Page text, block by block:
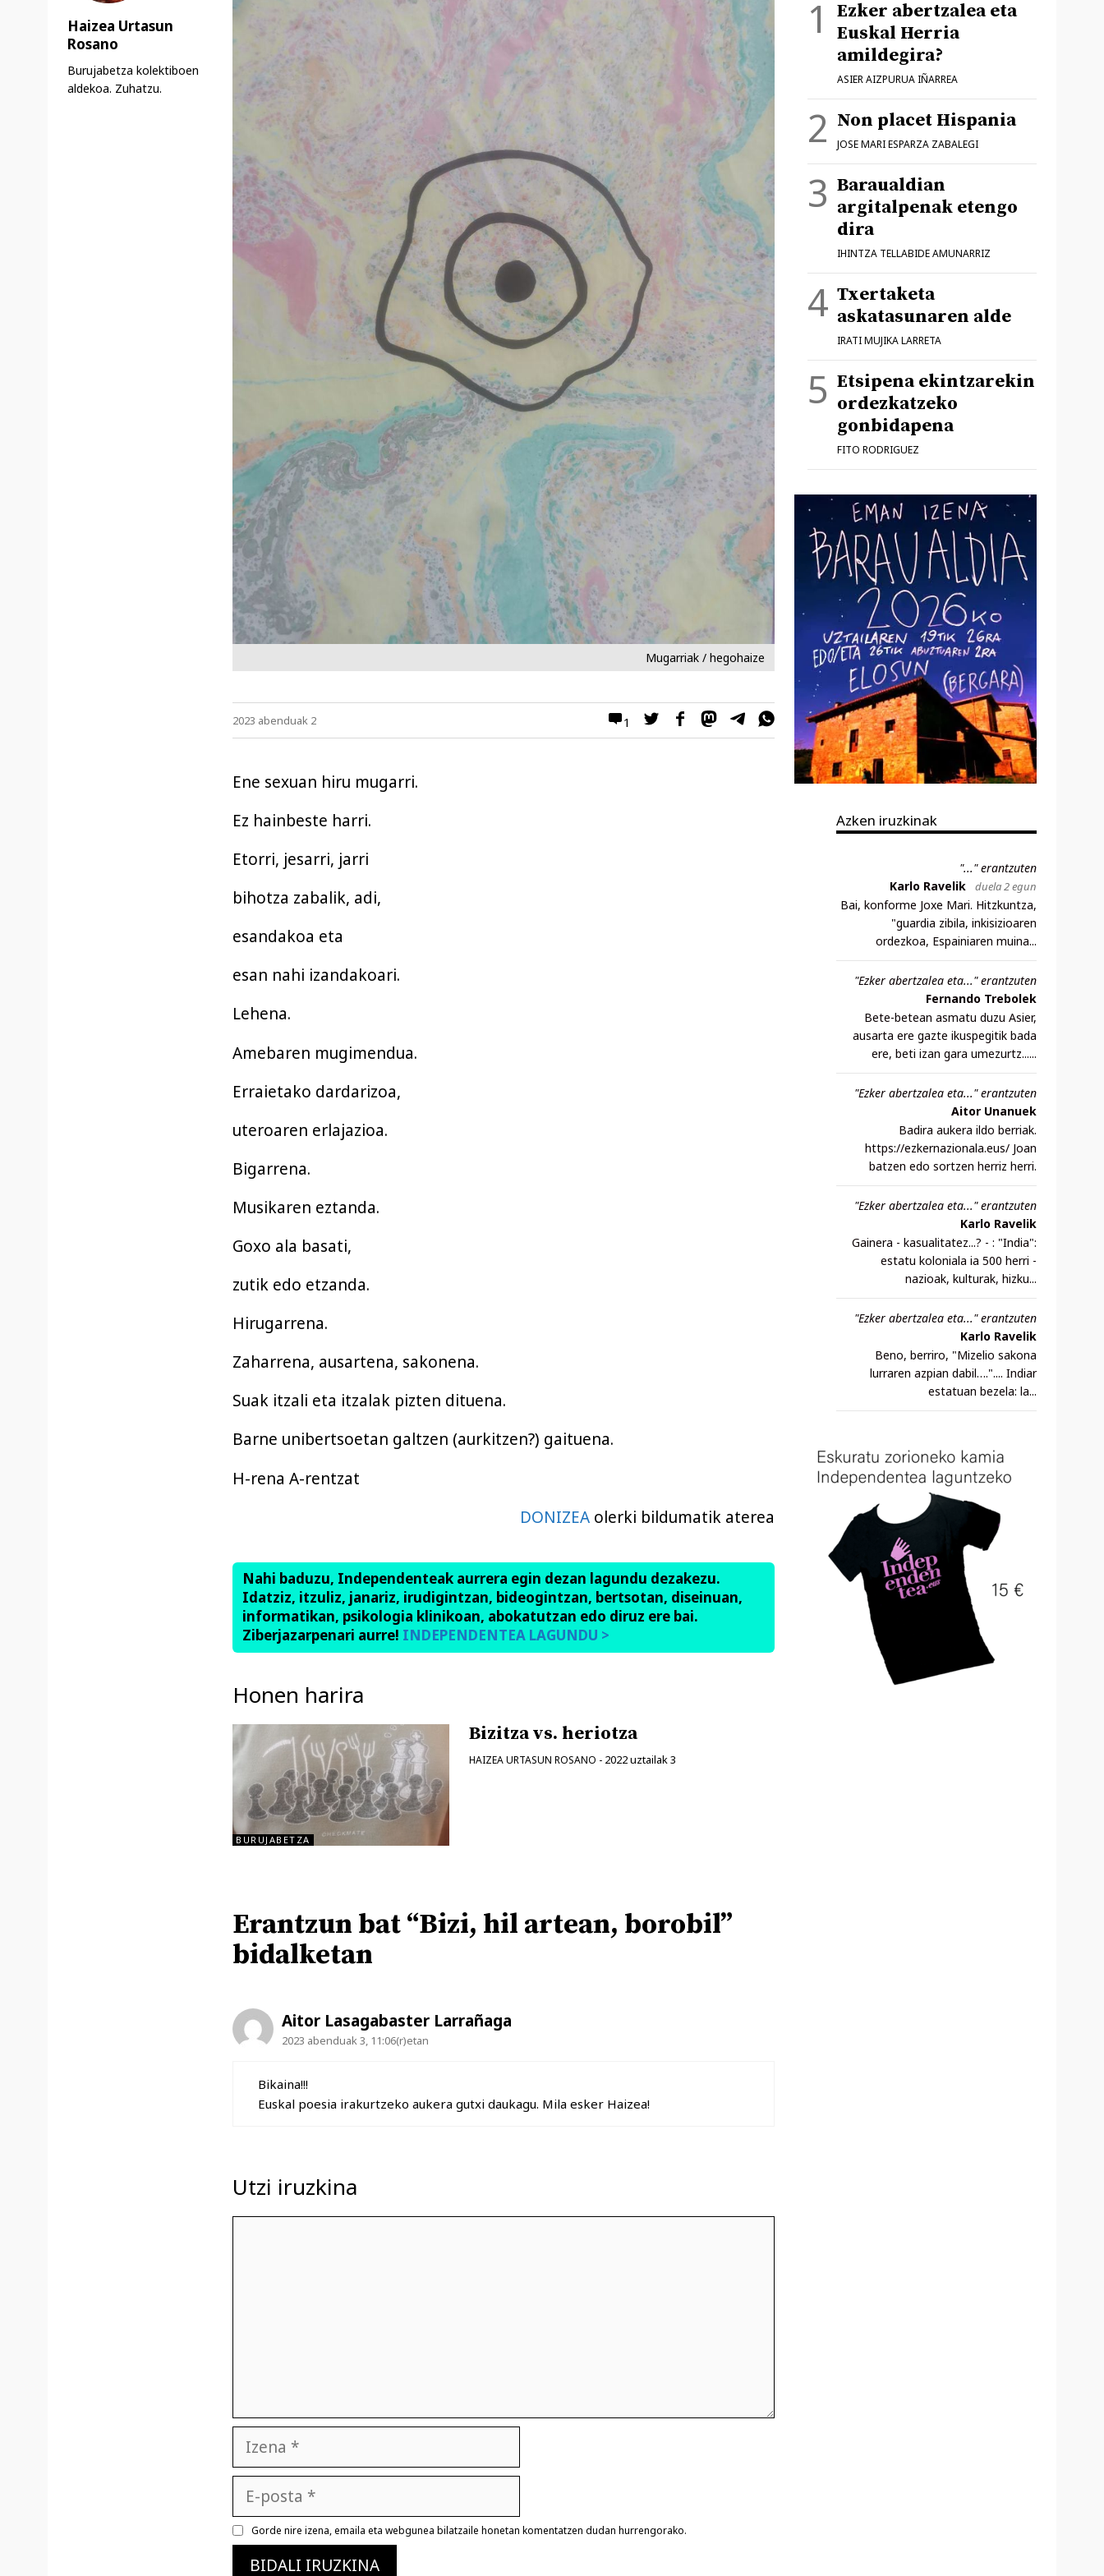
Mugarriak / hegohaize
1
2023 abenduak 2
Ene sexuan hiru mugarri.
Ez hainbeste harri.
Etorri, jesarri, jarri
bihotza zabalik, adi,
esandakoa eta
esan nahi izandakoari.
Lehena.
Amebaren mugimendua.
Erraietako dardarizoa,
uteroaren erlajazioa.
Bigarrena.
Musikaren eztanda.
Goxo ala basati,
zutik edo etzanda.
Hirugarrena.
Zaharrena, ausartena, sakonena.
Suak itzali eta itzalak pizten dituena.
Barne unibertsoetan galtzen (aurkitzen?) gaituena.
H-rena A-rentzat
DONIZEA olerki bildumatik aterea
Nahi baduzu, Independenteak aurrera egin dezan lagundu dezakezu.
Idatziz, itzuliz, janariz, irudigintzan, bideogintzan, bertsotan, diseinuan,
informatikan, psikologia klinikoan, abokatutzan edo diruz ere bai.
Ziberjazarpenari aurre! INDEPENDENTEA LAGUNDU >
Honen harira
BURUJABETZA
Bizitza vs. heriotza
HAIZEA URTASUN ROSANO - 2022 uztailak 3
Erantzun bat “Bizi, hil artean, borobil”
bidalketan
Aitor Lasagabaster Larrañaga
2023 abenduak 3, 11:06(r)etan
Bikaina!!!
Euskal poesia irakurtzeko aukera gutxi daukagu. Mila esker Haizea!
Utzi iruzkina
Izena
posta
Gorde nire izena, emaila eta webgunea bilatzaile honetan komentatzen dudan hurrengorako.
Haizea Urtasun
Rosano
Burujabetza kolektiboen
aldekoa. Zuhatzu.
Ezker abertzalea eta
Euskal Herria
amildegira?
ASIER AIZPURUA IÑARREA
Non placet Hispania
JOSE MARI ESPARZA ZABALEGI
Baraualdian
argitalpenak etengo
dira
IHINTZA TELLABIDE AMUNARRIZ
Txertaketa
askatasunaren alde
IRATI MUJIKA LARRETA
Etsipena ekintzarekin
ordezkatzeko
gonbidapena
FITO RODRIGUEZ
Azken iruzkinak
"..." erantzuten
Karlo Ravelik
duela 2 egun
Bai, konforme Joxe Mari. Hitzkuntza,
"guardia zibila, inkisizioaren
ordezkoa, Espainiaren muina...
"Ezker abertzalea eta..." erantzuten
Fernando Trebolek
Bete-betean asmatu duzu Asier,
ausarta ere gazte ikuspegitik bada
ere, beti izan gara umezurtz......
"Ezker abertzalea eta..." erantzuten
Aitor Unanuek
Badira aukera ildo berriak.
https://ezkernazionala.eus/ Joan
batzen edo sortzen herriz herri.
"Ezker abertzalea eta..." erantzuten
Karlo Ravelik
Gainera - kasualitatez...? - : "India":
estatu koloniala ia 500 herri -
nazioak, kulturak, hizku...
"Ezker abertzalea eta..." erantzuten
Karlo Ravelik
Beno, berriro, "Mizelio sakona
lurraren azpian dabil….".... Indiar
estatuan bezela: la...